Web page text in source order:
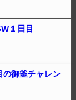
１日目
御釜チャレン